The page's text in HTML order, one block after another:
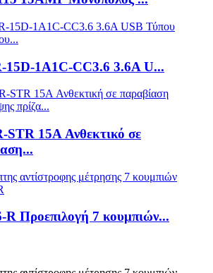
15D-1A1C-CC3.6 3.6A U...
STR 15A Ανθεκτικό σε
Προεπιλογή 7 κουμπιών...